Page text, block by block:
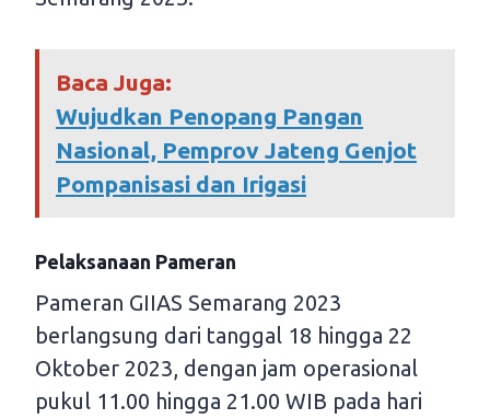
Baca Juga:
Wujudkan Penopang Pangan
Nasional, Pemprov Jateng Genjot
Pompanisasi dan Irigasi
Pelaksanaan Pameran
Pameran GIIAS Semarang 2023
berlangsung dari tanggal 18 hingga 22
Oktober 2023, dengan jam operasional
pukul 11.00 hingga 21.00 WIB pada hari